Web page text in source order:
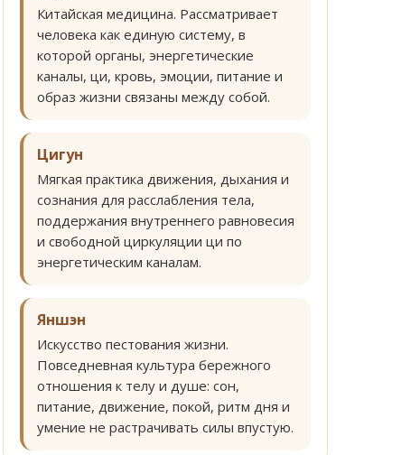
Китайская медицина. Рассматривает
человека как единую систему, в
которой органы, энергетические
каналы, ци, кровь, эмоции, питание и
образ жизни связаны между собой.
Цигун
Мягкая практика движения, дыхания и
сознания для расслабления тела,
поддержания внутреннего равновесия
и свободной циркуляции ци по
энергетическим каналам.
Яншэн
Искусство пестования жизни.
Повседневная культура бережного
отношения к телу и душе: сон,
питание, движение, покой, ритм дня и
умение не растрачивать силы впустую.